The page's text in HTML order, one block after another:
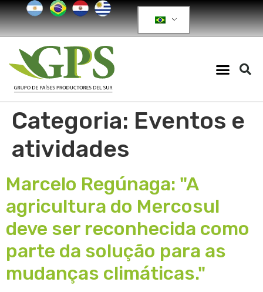
Categoria: Eventos e
atividades
Marcelo Regúnaga: "A
agricultura do Mercosul
deve ser reconhecida como
parte da solução para as
mudanças climáticas."